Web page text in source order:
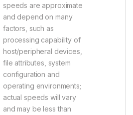
speeds are approximate
and depend on many
factors, such as
processing capability of
host/peripheral devices,
file attributes, system
configuration and
operating environments;
actual speeds will vary
and may be less than